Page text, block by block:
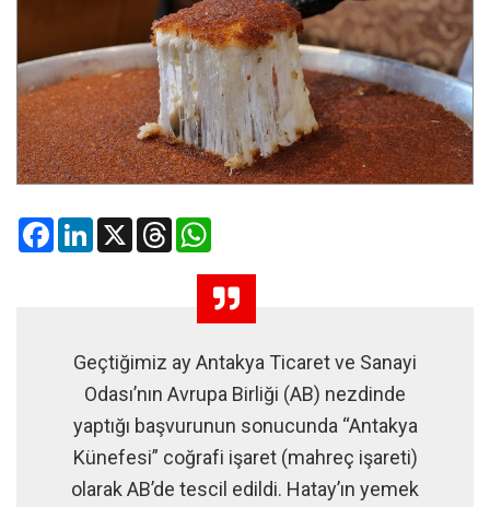
FacebookLinkedIn
X Threads
Geçtiğimiz ay Antakya Ticaret ve Sanayi
Odası’nın Avrupa Birliği (AB) nezdinde
yaptığı başvurunun sonucunda “Antakya
Künefesi” coğrafi işaret (mahreç işareti)
olarak AB’de tescil edildi. Hatay’ın yemek